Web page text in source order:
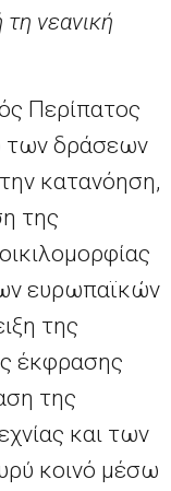
τη νεανική
Περίπατος
των δράσεων
κατανόηση,
της
ευρωπαϊκών
της
έκφρασης
της
και των
κοινό μέσω